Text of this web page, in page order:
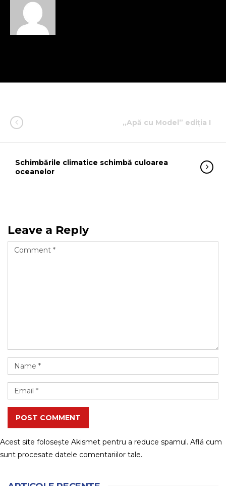
„Apă cu Model” ediția I
Schimbările climatice schimbă culoarea
oceanelor
Leave a Reply
POST COMMENT
Acest site folosește Akismet pentru a reduce spamul. Află cum
sunt procesate datele comentariilor tale.